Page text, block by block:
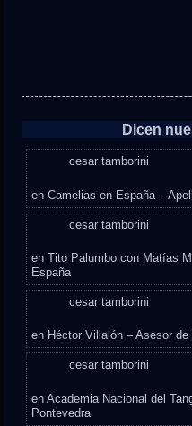
Dicen
cesar tamborini
enCamelias en España –
cesar tamborini
enTito Palumbo con Matías
España
cesar tamborini
en Héctor Villalón – Asesor
cesar tamborini
enAcademia Nacional del
Pontevedra